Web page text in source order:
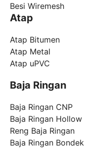
Besi Wiremesh
Atap
Atap Bitumen
Atap Metal
Atap uPVC
Baja Ringan
Baja Ringan CNP
Baja Ringan Hollow
Reng Baja Ringan
Baja Ringan Bondek